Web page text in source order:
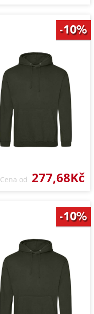
Cena od 277,68Kč